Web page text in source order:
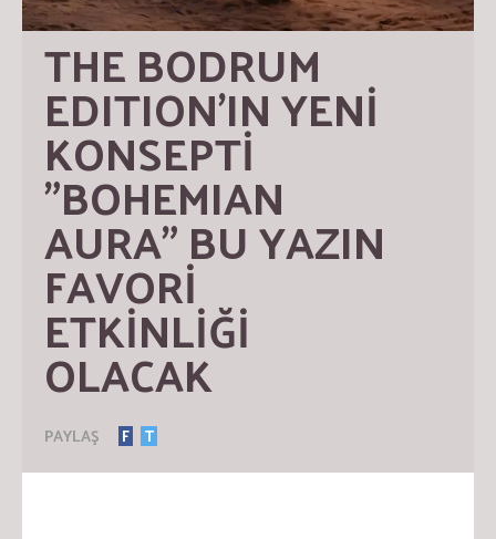
THE BODRUM
EDITION’IN YENİ
KONSEPTİ
”BOHEMIAN
AURA” BU YAZIN
FAVORİ
ETKİNLİĞİ
OLACAK
PAYLAŞ F T